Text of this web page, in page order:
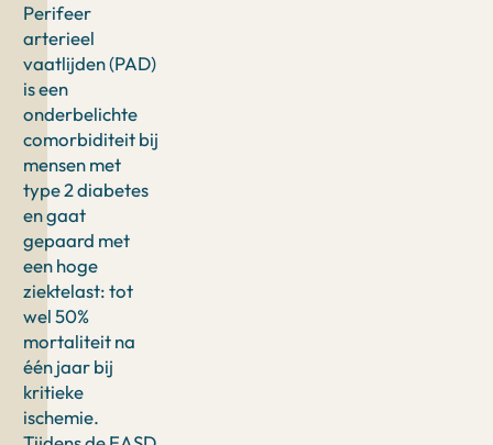
Perifeer
arterieel
vaatlijden (PAD)
is een
onderbelichte
comorbiditeit bij
mensen met
type 2 diabetes
en gaat
gepaard met
een hoge
ziektelast: tot
wel 50%
mortaliteit na
één jaar bij
kritieke
ischemie.